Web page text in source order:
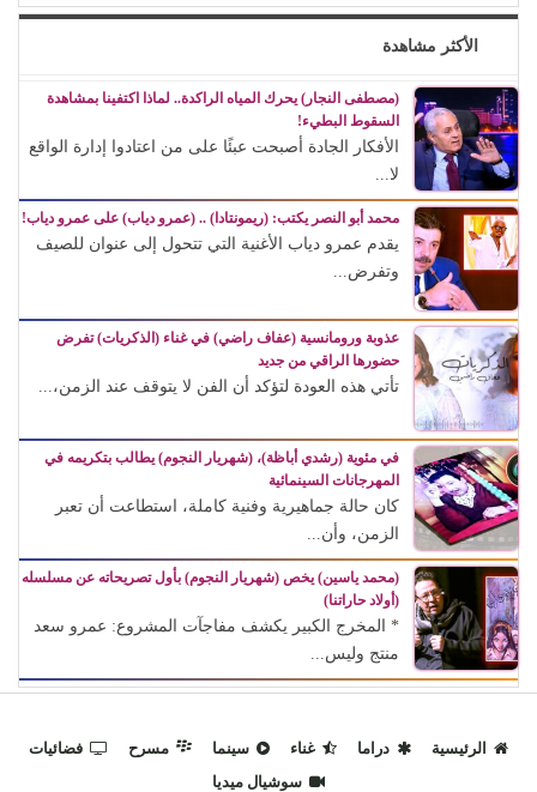
الأكثر مشاهدة
(مصطفى النجار) يحرك المياه الراكدة.. لماذا اكتفينا بمشاهدة
السقوط البطيء!
الأفكار الجادة أصبحت عبئًا على من اعتادوا إدارة الواقع
لا...
محمد أبو النصر يكتب: (ريمونتادا) .. (عمرو دياب) على عمرو دياب!
يقدم عمرو دياب الأغنية التي تتحول إلى عنوان للصيف
وتفرض...
عذوبة ورومانسية (عفاف راضي) في غناء (الذكريات) تفرض
حضورها الراقي من جديد
تأتي هذه العودة لتؤكد أن الفن لا يتوقف عند الزمن،...
في مئوية (رشدي أباظة)، (شهريار النجوم) يطالب بتكريمه في
المهرجانات السينمائية
كان حالة جماهيرية وفنية كاملة، استطاعت أن تعبر
الزمن، وأن...
(محمد ياسين) يخص (شهريار النجوم) بأول تصريحاته عن مسلسله
(أولاد حاراتنا)
* المخرج الكبير يكشف مفاجآت المشروع: عمرو سعد
منتج وليس...
الرئيسية دراما غناء سينما مسرح
فضائيات
سوشيال ميديا